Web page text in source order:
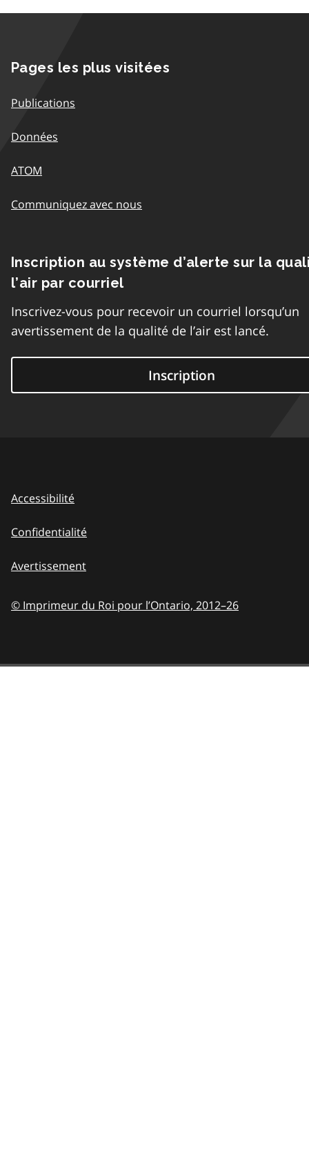
Pages les plus visitées
Publications
Données
ATOM
Communiquez avec nous
Inscription au système d’alerte sur la
l’air par courriel
Inscrivez-vous pour recevoir un courriel lorsqu’un
avertissement de la qualité de l’air est lancé.
Inscription
Accessibilité
Confidentialité
Avertissement
© Imprimeur du Roi pour l’Ontario, 2012–26